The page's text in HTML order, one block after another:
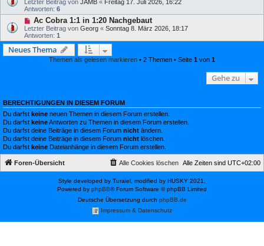
Letzter Beitrag von JAMB « Freitag 17. Juli 2026, 16:22
Antworten: 6
Ac Cobra 1:1 in 1:20 Nachgebaut
Letzter Beitrag von Georg « Sonntag 8. März 2026, 18:17
Antworten: 1
Neues Thema
Themen als gelesen markieren • 2 Themen • Seite 1 von 1
Gehe zu
BERECHTIGUNGEN IN DIESEM FORUM
Du darfst keine neuen Themen in diesem Forum erstellen.
Du darfst keineAntworten zu Themen in diesem Forum erstellen.
Du darfst deine Beiträge in diesem Forum nicht ändern.
Du darfst deine Beiträge in diesem Forum nicht löschen.
Du darfst keine Dateianhänge in diesem Forum erstellen.
Foren-Übersicht Alle Zeiten sind UTC+02:00
Alle Cookies löschen
Style developed by Turaiel, modified by HUSKY 2021,
Powered by phpBB® Forum Software © phpBB Limited
Deutsche Übersetzung durch phpBB.de
Impressum & Datenschutz